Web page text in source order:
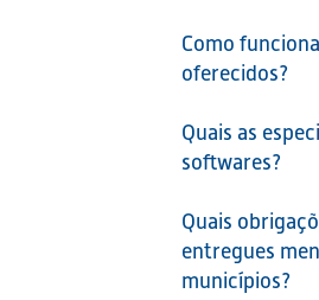
Como
oferecidos?
Quais as
softwares?
Quais
entregues
municípios?